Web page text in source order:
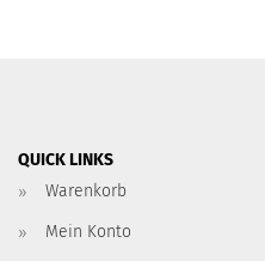
QUICK LINKS
Warenkorb
Mein Konto